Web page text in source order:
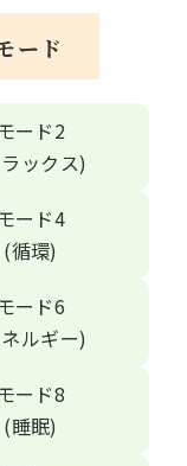
ード
モード2
ックス)
モード4
(循環)
モード6
ルギー)
モード8
(睡眠)